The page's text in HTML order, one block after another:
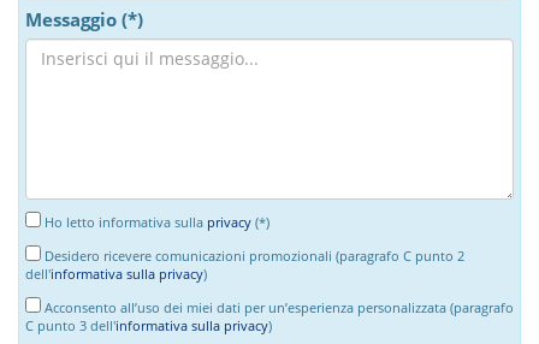
Messaggio (*)
Ho letto informativa sulla privacy (*)
Desidero ricevere comunicazioni promozionali (paragrafo C punto 2
dell'informativa sulla privacy)
Acconsento all’uso dei miei dati per un’esperienza personalizzata (paragrafo
C punto 3 dell'informativa sulla privacy)